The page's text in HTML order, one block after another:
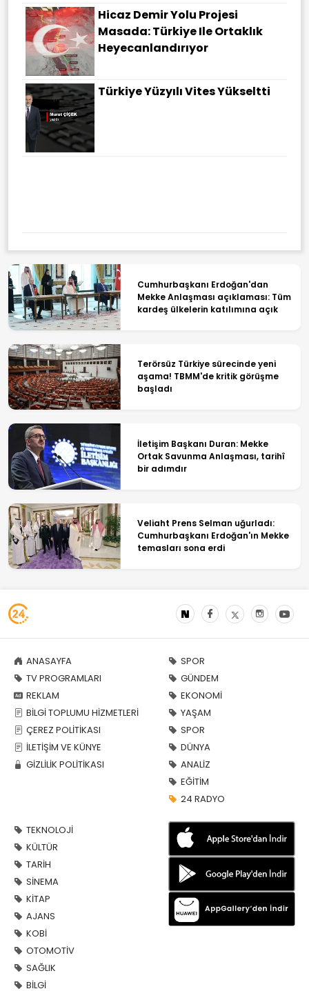
Hicaz Demir Yolu Projesi
Masada: Türkiye Ile Ortaklık
Heyecanlandırıyor
Türkiye Yüzyılı Vites Yükseltti
Cumhurbaşkanı Erdoğan'dan
Mekke Anlaşması açıklaması: Tüm
kardeş ülkelerin katılımına açık
Terörsüz Türkiye sürecinde yeni
aşama! TBMM'de kritik görüşme
başladı
İletişim Başkanı Duran: Mekke
Ortak Savunma Anlaşması, tarihî
bir adımdır
Veliaht Prens Selman uğurladı:
Cumhurbaşkanı Erdoğan'ın Mekke
temasları sona erdi
ANASAYFA
TV PROGRAMLARI
REKLAM
BİLGİ TOPLUMU HİZMETLERİ
ÇEREZ POLİTİKASI
İLETİŞİM VE KÜNYE
GİZLİLİK POLİTİKASI
SPOR
GÜNDEM
EKONOMİ
YAŞAM
SPOR
DÜNYA
ANALİZ
EĞİTİM
24 RADYO
TEKNOLOJİ
KÜLTÜR
TARİH
SİNEMA
KİTAP
AJANS
KOBİ
OTOMOTİV
SAĞLIK
BİLGİ